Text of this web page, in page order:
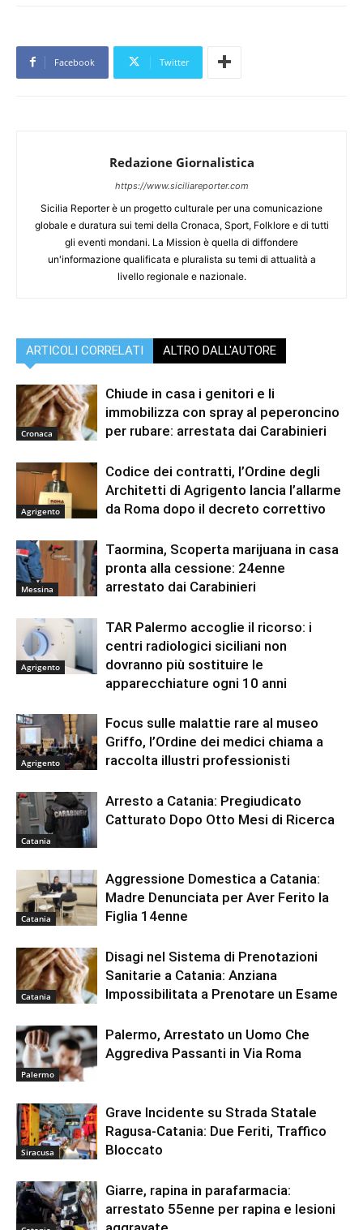
Facebook Twitter
Redazione Giornalistica
https://www.siciliareporter.com
Sicilia Reporter è un progetto culturale per una comunicazione
globale e duratura sui temi della Cronaca, Sport, Folklore e di tutti
gli eventi mondani. La Mission è quella di diffondere
un'informazione qualificata e pluralista su temi di attualità a
livello regionale e nazionale.
ARTICOLI CORRELATI ALTRO DALL'AUTORE
Cronaca
Chiude in casa i genitori e li
immobilizza con spray al peperoncino
per rubare: arrestata dai Carabinieri
Agrigento
Codice dei contratti, l’Ordine degli
Architetti di Agrigento lancia l’allarme
da Roma dopo il decreto correttivo
Messina
Taormina, Scoperta marijuana in casa
pronta alla cessione: 24enne
arrestato dai Carabinieri
Agrigento
TAR Palermo accoglie il ricorso: i
centri radiologici siciliani non
dovranno più sostituire le
apparecchiature ogni 10 anni
Agrigento
Focus sulle malattie rare al museo
Griffo, l’Ordine dei medici chiama a
raccolta illustri professionisti
Catania
Arresto a Catania: Pregiudicato
Catturato Dopo Otto Mesi di Ricerca
Catania
Aggressione Domestica a Catania:
Madre Denunciata per Aver Ferito la
Figlia 14enne
Catania
Disagi nel Sistema di Prenotazioni
Sanitarie a Catania: Anziana
Impossibilitata a Prenotare un Esame
Palermo
Palermo, Arrestato un Uomo Che
Aggrediva Passanti in Via Roma
Siracusa
Grave Incidente su Strada Statale
Ragusa-Catania: Due Feriti, Traffico
Bloccato
Giarre, rapina in parafarmacia:
arrestato 55enne per rapina e lesioni